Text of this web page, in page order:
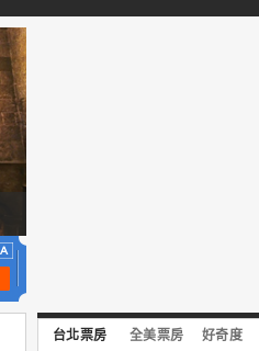
台北票房 全美票房 好奇度